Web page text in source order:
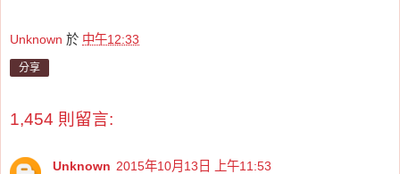
Unknown 於 中午12:33
分享
1,454 則留言:
Unknown 2015年10月13日 上午11:53